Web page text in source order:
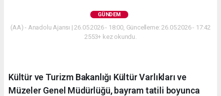
GÜNDEM
(AA) - Anadolu Ajansı | 26.05.2026 - 18:00, Güncelleme: 26.05.2026 - 17:42
2553+ kez okundu.
Kültür ve Turizm Bakanlığı Kültür Varlıkları ve
Müzeler Genel Müdürlüğü, bayram tatili boyunca